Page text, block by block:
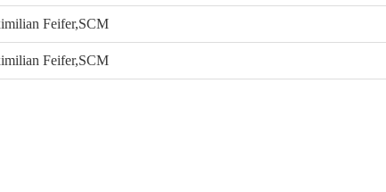
Feifer,SCM
Feifer,SCM